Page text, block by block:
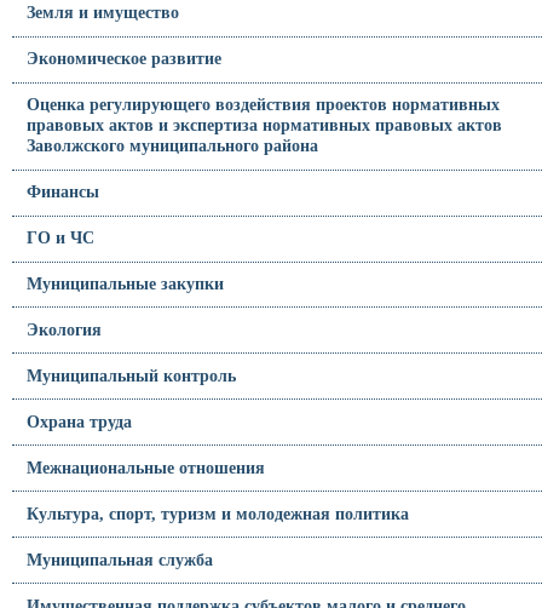
Земля и имущество
Экономическое развитие
Оценка регулирующего воздействия проектов нормативных
правовых актов и экспертиза нормативных правовых актов
Заволжского муниципального района
Финансы
ГО и ЧС
Муниципальные закупки
Экология
Муниципальный контроль
Охрана труда
Межнациональные отношения
Культура, спорт, туризм и молодежная политика
Муниципальная служба